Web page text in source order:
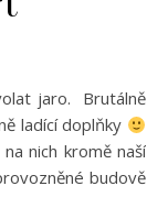
ladící doplňky
nich kromě naší
budově